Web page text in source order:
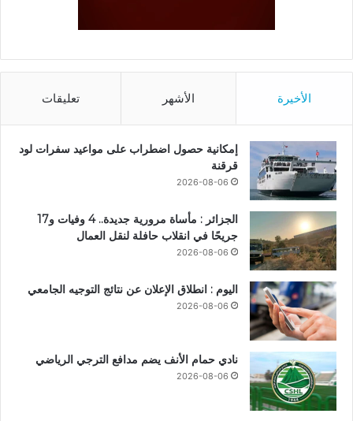
الأخيرة الأشهر تعليقات
إمكانية حصول اضطراب على مواعيد سفرات لود
قرقنة
2026-08-06
الجزائر : مأساة مرورية جديدة.. 4 وفيات و17
جريحًا في انقلاب حافلة لنقل العمال
2026-08-06
اليوم : انطلاق الإعلان عن نتائج التوجيه الجامعي
2026-08-06
نادي حمام الأنف يضم مدافع الترجي الرياضي
2026-08-06